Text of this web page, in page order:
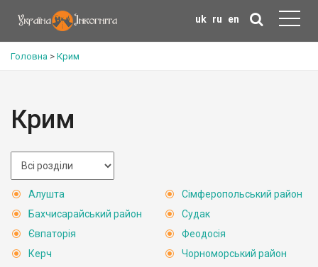
uk ru en
Головна > Крим
Крим
Алушта
Бахчисарайський район
Євпаторія
Керч
Сімферопольський район
Судак
Феодосія
Чорноморський район